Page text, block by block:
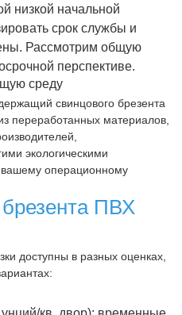
низкой начальной
срок службы и
Рассмотрим общую
перспективе.
среду
свинцового брезента
переработанных материалов,
экологическими
операционному
ПВХ
доступны в разных оценках,